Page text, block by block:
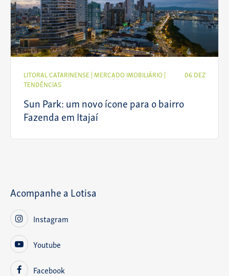
LITORAL CATARINENSE | MERCADO IMOBILIÁRIO |
TENDÊNCIAS
06 DEZ
Sun Park: um novo ícone para o bairro
Fazenda em Itajaí
Acompanhe a Lotisa
Instagram
Youtube
Facebook